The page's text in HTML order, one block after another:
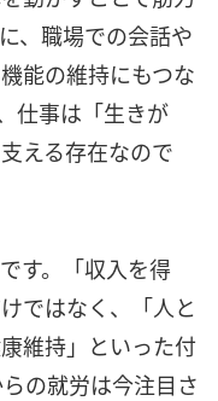
、職場での会話や
能の維持にもつな
仕事は「生きが
える存在なので
す。「収入を得
ではなく、「人と
維持」といった付
の就労は今注目さ